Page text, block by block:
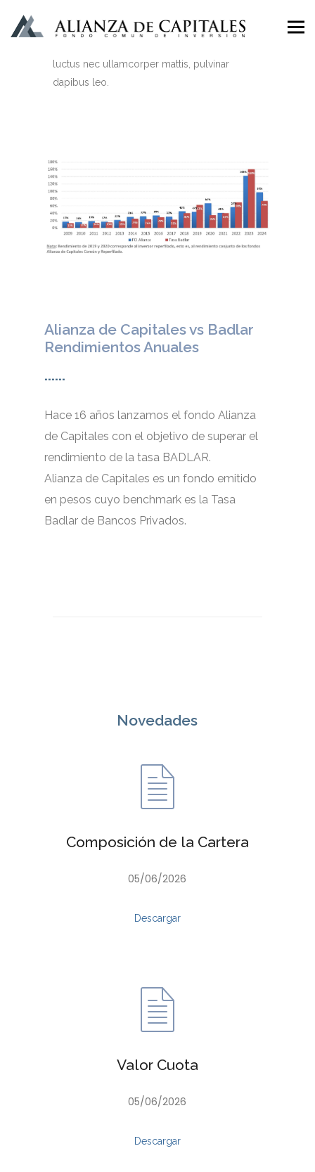
this text. Lorem ipsum dolor sit amet,
luctus nec ullamcorper mattis, pulvinar
dapibus leo.
Alianza de Capitales vs Badlar
Rendimientos Anuales
......
Hace 16 años lanzamos el fondo Alianza
de Capitales con el objetivo de superar el
rendimiento de la tasa BADLAR.
Alianza de Capitales es un fondo emitido
en pesos cuyo benchmark es la Tasa
Badlar de Bancos Privados.
Novedades
Composición de la Cartera
05/06/2026
Descargar
Valor Cuota
05/06/2026
Descargar